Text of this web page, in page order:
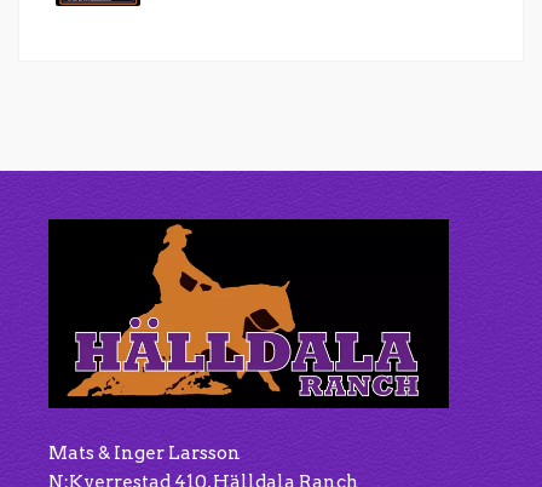
Mats & Inger Larsson
N:Kverrestad 410, Hälldala Ranch